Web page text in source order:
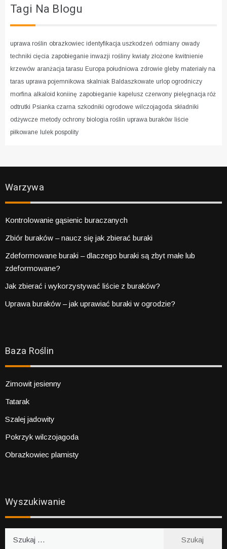
Tagi Na Blogu
uprawa roślin obrazkowiec identyfikacja uszkodzeń odmiany owady
techniki cięcia zapobieganie inwazji rośliny kwiaty złożone kwitnienie
krzewów aranżacja tarasu Europa południowa zdrowie gleby materiały na
taras uprawa pojemnikowa skalniak Baldaszkowate urlop ogrodniczy
morfina alkaloid koniinę zapobieganie kapelusz czerwony pielęgnacja róż
odtrutki Psianka czarna szkodniki ogrodowe wilczojagoda składniki
odżywcze metody ochrony biologia roślin uprawa buraków liście
piłkowane lulek pospolity
Warzywa
Kontrolowanie gąsienic buraczanych
Zbiór buraków – naucz się jak zbierać buraki
Zdeformowane buraki – dlaczego buraki są zbyt małe lub
zdeformowane?
Jak zbierać i wykorzystywać liście z buraków?
Uprawa buraków – jak uprawiać buraki w ogrodzie?
Baza Roślin
Zimowit jesienny
Tatarak
Szalej jadowity
Pokrzyk wilczojagoda
Obrazkowiec plamisty
Wyszukiwanie